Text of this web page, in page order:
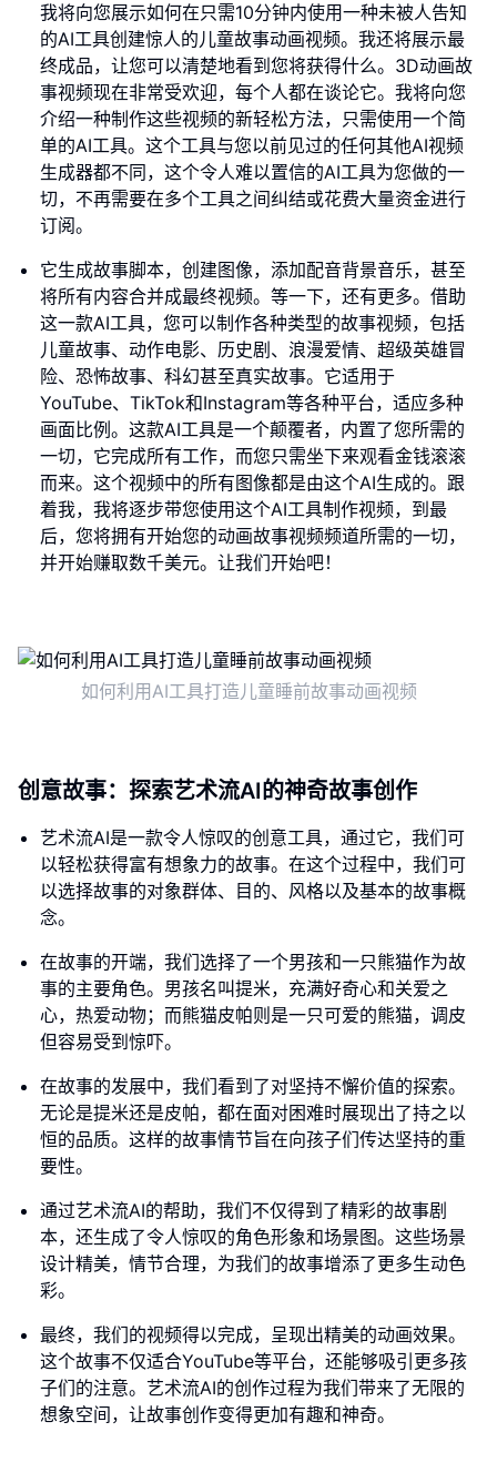
我将向您展示如何在只需10分钟内使用一种未被人告知
的AI工具创建惊人的儿童故事动画视频。我还将展示最
终成品，让您可以清楚地看到您将获得什么。3D动画故
事视频现在非常受欢迎，每个人都在谈论它。我将向您
介绍一种制作这些视频的新轻松方法，只需使用一个简
单的AI工具。这个工具与您以前见过的任何其他AI视频
生成器都不同，这个令人难以置信的AI工具为您做的一
切，不再需要在多个工具之间纠结或花费大量资金进行
订阅。
它生成故事脚本，创建图像，添加配音背景音乐，甚至
将所有内容合并成最终视频。等一下，还有更多。借助
这一款AI工具，您可以制作各种类型的故事视频，包括
儿童故事、动作电影、历史剧、浪漫爱情、超级英雄冒
险、恐怖故事、科幻甚至真实故事。它适用于
YouTube、TikTok和Instagram等各种平台，适应多种
画面比例。这款AI工具是一个颠覆者，内置了您所需的
一切，它完成所有工作，而您只需坐下来观看金钱滚滚
而来。这个视频中的所有图像都是由这个AI生成的。跟
着我，我将逐步带您使用这个AI工具制作视频，到最
后，您将拥有开始您的动画故事视频频道所需的一切，
并开始赚取数千美元。让我们开始吧！
如何利用AI工具打造儿童睡前故事动画视频
创意故事：探索艺术流AI的神奇故事创作
艺术流AI是一款令人惊叹的创意工具，通过它，我们可
以轻松获得富有想象力的故事。在这个过程中，我们可
以选择故事的对象群体、目的、风格以及基本的故事概
念。
在故事的开端，我们选择了一个男孩和一只熊猫作为故
事的主要角色。男孩名叫提米，充满好奇心和关爱之
心，热爱动物；而熊猫皮帕则是一只可爱的熊猫，调皮
但容易受到惊吓。
在故事的发展中，我们看到了对坚持不懈价值的探索。
无论是提米还是皮帕，都在面对困难时展现出了持之以
恒的品质。这样的故事情节旨在向孩子们传达坚持的重
要性。
通过艺术流AI的帮助，我们不仅得到了精彩的故事剧
本，还生成了令人惊叹的角色形象和场景图。这些场景
设计精美，情节合理，为我们的故事增添了更多生动色
彩。
最终，我们的视频得以完成，呈现出精美的动画效果。
这个故事不仅适合YouTube等平台，还能够吸引更多孩
子们的注意。艺术流AI的创作过程为我们带来了无限的
想象空间，让故事创作变得更加有趣和神奇。